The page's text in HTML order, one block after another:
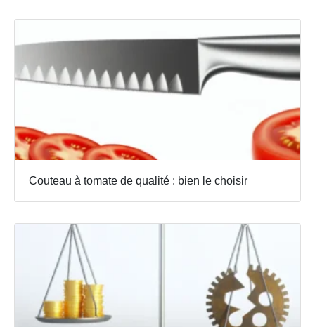
Couteau à tomate de qualité : bien le choisir